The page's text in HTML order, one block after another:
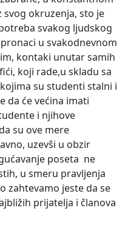
okruzenja, sto je
svakog ljudskog
u svakodnevnom
kontaki unutar samih
koji rade,u skladu sa
su studenti stalni i
da će većina imati
i njihove
su ove mere
uzevši u obzir
poseta ne
u smeru pravljenja
zahtevamo jeste da se
prijatelja i članova